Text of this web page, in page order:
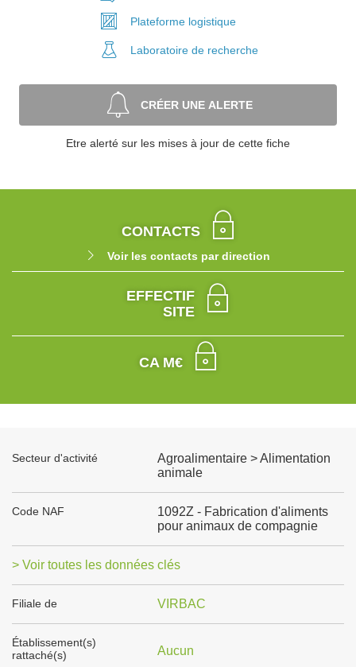
Plateforme logistique
Laboratoire de recherche
CRÉER UNE ALERTE
Etre alerté sur les mises à jour de cette fiche
CONTACTS
Voir les contacts par direction
EFFECTIF
SITE
CA M€
Secteur d'activité
Agroalimentaire > Alimentation
animale
Code NAF
1092Z - Fabrication d'aliments
pour animaux de compagnie
> Voir toutes les données clés
Filiale de VIRBAC
Établissement(s)
rattaché(s)
Aucun